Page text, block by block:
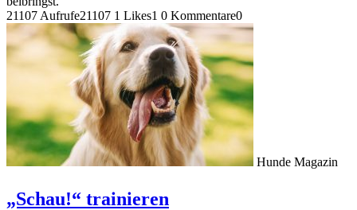
21107 Aufrufe21107 1 Likes1 0 Kommentare0
Hunde Magazin
„Schau!“ trainieren